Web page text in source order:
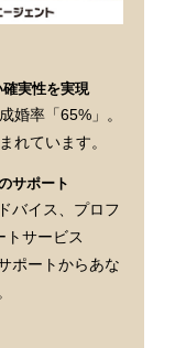
確実性を実現
婚率「65%」。
れています。
サポート
バイス、プロフ
トサービス
ポートからあな